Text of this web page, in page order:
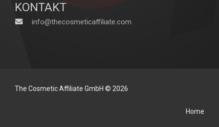
KONTAKT
info@thecosmeticaffiliate.com
The Cosmetic Affiliate GmbH © 2026
Home